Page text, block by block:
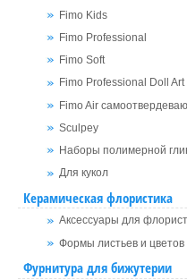
Fimo Kids
Fimo Professional
Fimo Soft
Fimo Professional Doll Art
Fimo Air
Sculpey
Наборы полимерной
Для кукол
Керамическая флористика
Аксессуары для
Формы листьев и цветов
Фурнитура для бижутерии